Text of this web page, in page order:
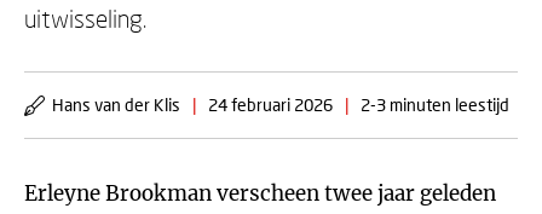
uitwisseling.
Hans van der Klis | 24 februari 2026 | 2-3 minuten leestijd
Erleyne Brookman verscheen twee jaar geleden